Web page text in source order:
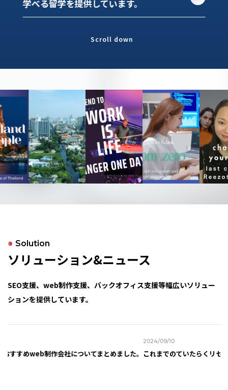
学べる留学を提供しています。
Scroll down
Solution
ソリューション&ニュース
SEO支援、web制作支援、バックオフィス支援等幅広いソリュー
ションを提供しています。
すすめweb制作会社についてまとめました。
2024/09/10
これまでのていたらくリセッ